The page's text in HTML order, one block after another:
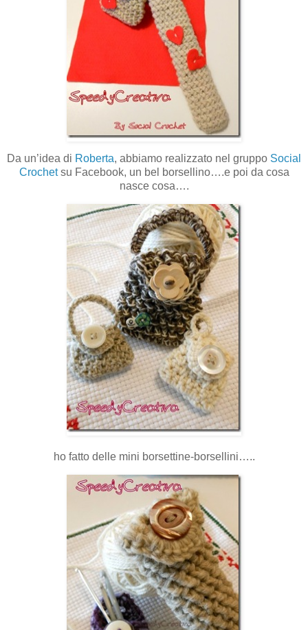
Da un’idea di Roberta, abbiamo realizzato nel gruppo Social
Crochetsu Facebook, un bel borsellino….e poi da cosa
nasce cosa….
ho fatto delle mini borsettine-borsellini…..